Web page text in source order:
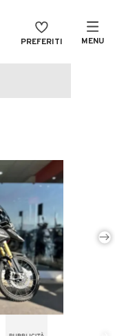
PREFERITI MENU